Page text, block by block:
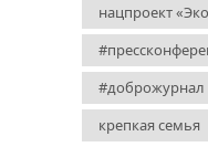
нацпроект
#доброжурнал
крепкая семья